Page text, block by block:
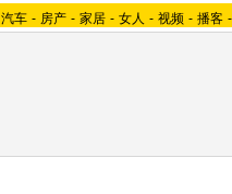
汽车 - 房产 - 家居 - 女人 - 视频 - 播客 -